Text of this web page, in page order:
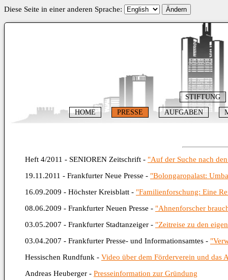
Diese Seite in einer anderen Sprache: Ändern
STIFTUNG
HOME
PRESSE AUFGABEN
Heft 4/2011 - SENIOREN Zeitschrift - "Auf der Suche nach
19.11.2011 - Frankfurter Neue Presse - "Bolongaropalast:
16.09.2009 - Höchster Kreisblatt - "Familienforschung: Eine
08.06.2009 - Frankfurter Neuen Presse - "Ahnenforscher
03.05.2007 - Frankfurter Stadtanzeiger - "Zeitreise zu den
03.04.2007 - Frankfurter Presse- und Informationsamtes -
Hessischen Rundfunk - Video über dem Förderverein und das
Andreas Heuberger - Presseinformation zur Gründung